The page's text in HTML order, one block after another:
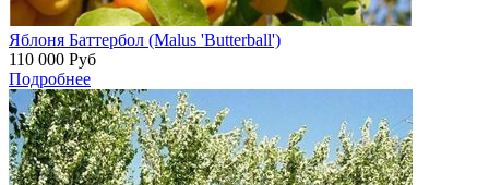
Яблоня Баттербол (Malus 'Butterball')
110 000 Руб
Подробнее